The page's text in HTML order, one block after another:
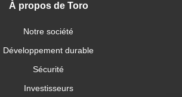
À propos de Toro
Notre société
Développement durable
Sécurité
Investisseurs